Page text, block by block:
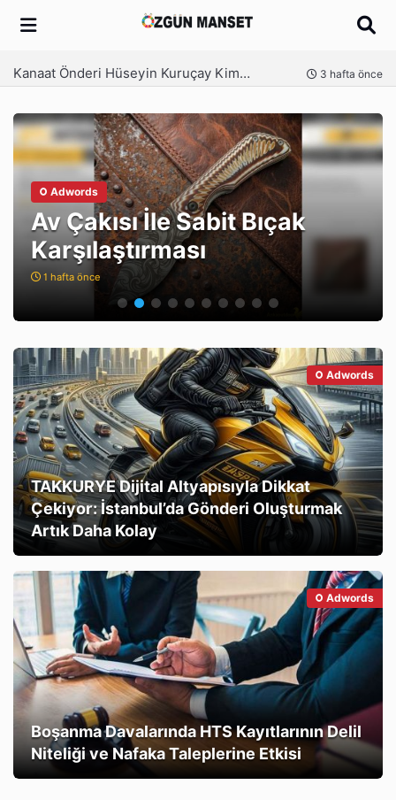
Arama
Kanaat Önderi Hüseyin Kuruçay Kimdir? 3 hafta önce
Adwords
Kanaat Önderi Hüseyin
Kuruçay Kimdir?
3 hafta önce
Adwords
TAKKURYE Dijital Altyapısıyla Dikkat
Çekiyor: İstanbul’da Gönderi Oluşturmak
Artık Daha Kolay
Adwords
Boşanma Davalarında HTS Kayıtlarının Delil
Niteliği ve Nafaka Taleplerine Etkisi